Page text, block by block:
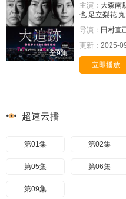
全9集
主演： 大森南
也 足立梨花
导演： 田村直
更新： 2025-
立即播放
超速云播
第01集 第02集
第05集 第06集
第09集